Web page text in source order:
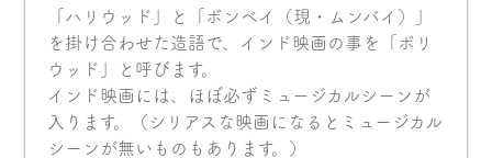
「ハリウッド」と「ボンベイ（現・ムンバイ）」
を掛け合わせた造語で、インド映画の事を「ボリ
ウッド」と呼びます。
インド映画には、ほぼ必ずミュージカルシーンが
入ります。（シリアスな映画になるとミュージカル
シーンが無いものもあります。）